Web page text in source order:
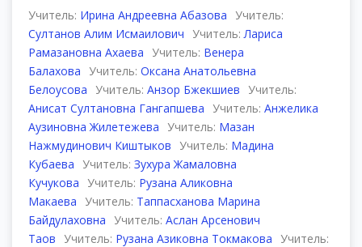
Учитель: Ирина Андреевна Абазова Учитель:
Султанов Алим Исмаилович Учитель:Лариса
Рамазановна Ахаева Учитель: Венера
Балахова Учитель: Оксана Анатольевна
Белоусова Учитель: Анзор Бжекшиев Учитель:
Анисат Султановна Гангапшева Учитель: Анжелика
Аузиновна Жилетежева Учитель: Мазан
Нажмудинович Киштыков Учитель: Мадина
Кубаева Учитель: Зухура Жамаловна
Кучукова Учитель: Рузана Аликовна
Макаева Учитель: Таппасханова Марина
Байдулаховна Учитель: Аслан Арсенович
Таов Учитель: Рузана Азиковна Токмакова Учитель: